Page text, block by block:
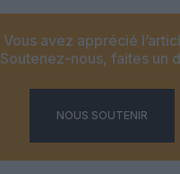
Vous avez apprécié
Soutenez-nous, faites un
NOUS SOUTENIR